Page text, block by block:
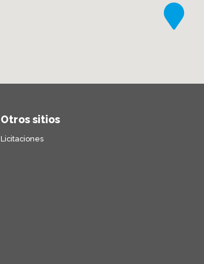
Otros sitios
Licitaciones